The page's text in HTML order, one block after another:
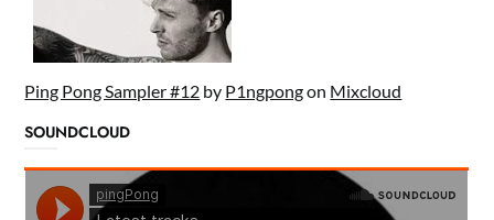
Ping Pong Sampler #12 by P1ngpongon Mixcloud
SOUNDCLOUD